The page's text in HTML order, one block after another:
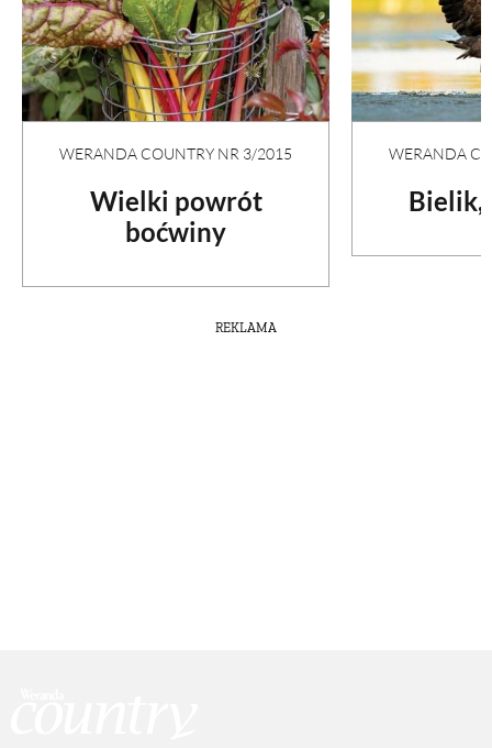
WERANDA COUNTRY NR 3/2015
Wielki powrót
boćwiny
WERANDA
Bielik,
REKLAMA